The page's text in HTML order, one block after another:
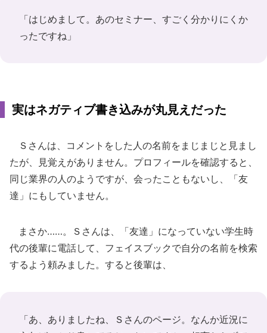
「はじめまして。あのセミナー、すごく分かりにくか
ったですね」
実はネガティブ書き込みが丸見えだった
Ｓさんは、コメントをした人の名前をまじまじと見まし
たが、見覚えがありません。プロフィールを確認すると、
同じ業界の人のようですが、会ったこともないし、「友
達」にもしていません。
まさか……。Ｓさんは、「友達」になっていない学生時
代の後輩に電話して、フェイスブックで自分の名前を検索
するよう頼みました。すると後輩は、
「あ、ありましたね、Ｓさんのページ。なんか近況に